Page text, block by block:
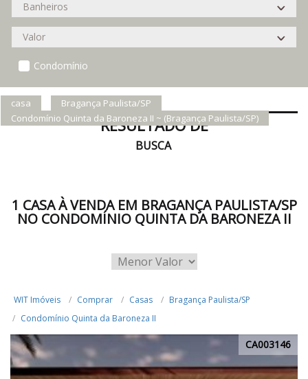
Condomínio
casa
Bragança Paulista/SP
Condomínio Quinta da Baroneza II ~ (Bragança Paulista/SP)
RESULTADO DE
BUSCA
1 CASA À VENDA EM BRAGANÇA PAULISTA/SP
NO CONDOMÍNIO QUINTA DA BARONEZA II
WIT Imóveis Comprar Casas
Bragança Paulista/SP
Condomínio Quinta da Baroneza II
CA003146